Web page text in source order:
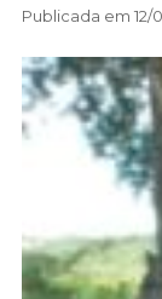
Publicada em 12/